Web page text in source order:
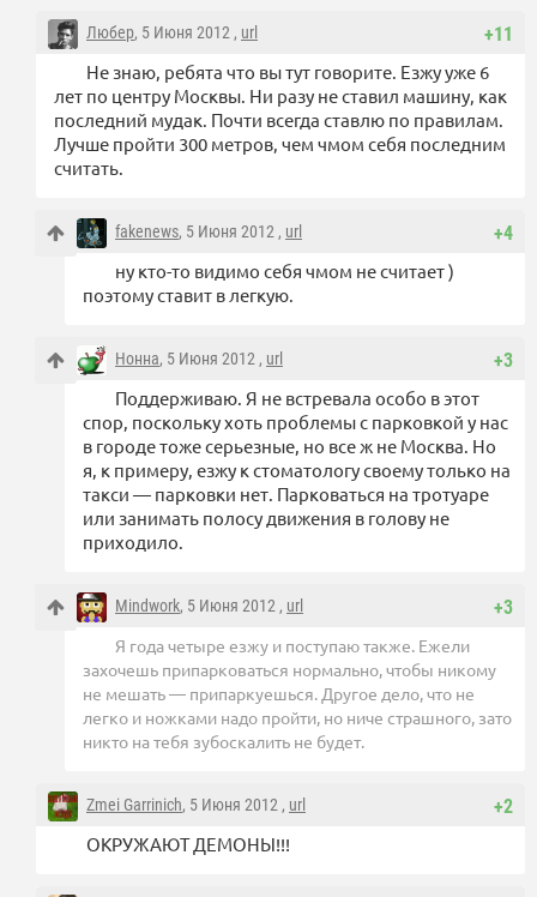
+11
Любер, 5 Июня 2012 , url
Не знаю, ребята что вы тут говорите. Езжу уже 6
лет по центру Москвы. Ни разу не ставил машину, как
последний мудак. Почти всегда ставлю по правилам.
Лучше пройти 300 метров, чем чмом себя последним
считать.
+4
fakenews, 5 Июня 2012 , url
ну кто-то видимо себя чмом не считает )
поэтому ставит в легкую.
+3
Нонна, 5 Июня 2012 , url
Поддерживаю. Я не встревала особо в этот
спор, поскольку хоть проблемы с парковкой у нас
в городе тоже серьезные, но все ж не Москва. Но
я, к примеру, езжу к стоматологу своему только на
такси — парковки нет. Парковаться на тротуаре
или занимать полосу движения в голову не
приходило.
+3
Mindwork, 5 Июня 2012 , url
Я года четыре езжу и поступаю также. Ежели
захочешь припарковаться нормально, чтобы никому
не мешать — припаркуешься. Другое дело, что не
легко и ножками надо пройти, но ниче страшного, зато
никто на тебя зубоскалить не будет.
+2
Zmei Garrinich, 5 Июня 2012 , url
ОКРУЖАЮТ ДЕМОНЫ!!!